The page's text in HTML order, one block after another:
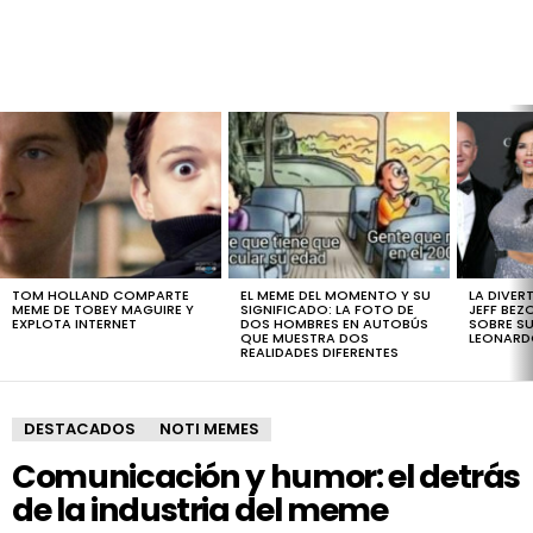
STORIES
TOM HOLLAND COMPARTE
MEME DE TOBEY MAGUIRE Y
EXPLOTA INTERNET
EL MEME DEL MOMENTO Y SU
SIGNIFICADO: LA FOTO DE
DOS HOMBRES EN AUTOBÚS
QUE MUESTRA DOS
REALIDADES DIFERENTES
LA
JEFF
SOBRE
DESTACADOS NOTI MEMES
Comunicación y humor: el detrás
de la industria del meme